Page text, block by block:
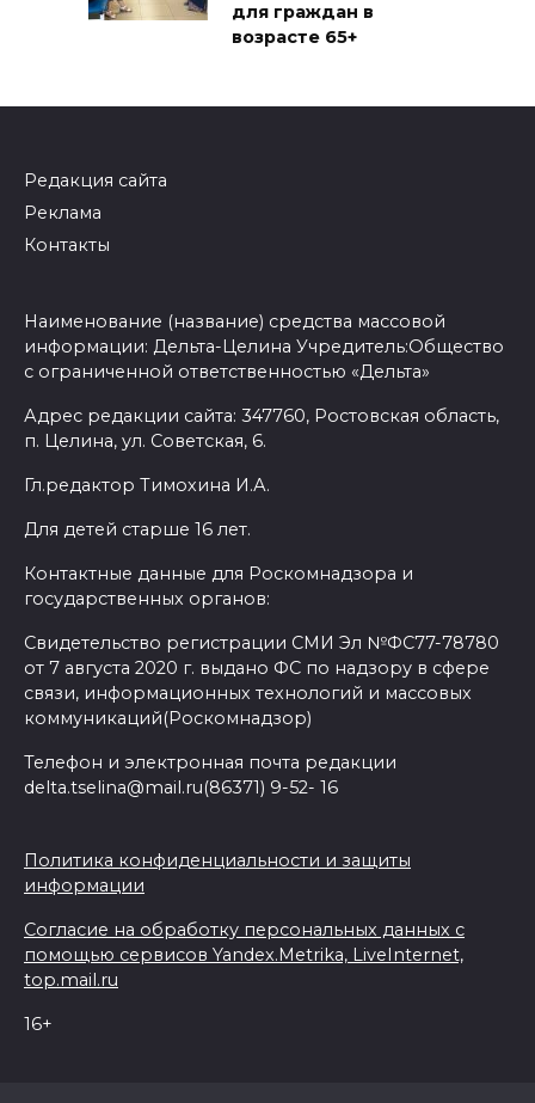
для граждан в
возрасте 65+
Редакция сайта
Реклама
Контакты
Наименование (название) средства массовой
информации: Дельта-Целина Учредитель:Общество
с ограниченной ответственностью «Дельта»
Адрес редакции сайта: 347760, Ростовская область,
п. Целина, ул. Советская, 6.
Гл.редактор Тимохина И.А.
Для детей старше 16 лет.
Контактные данные для Роскомнадзора и
государственных органов:
Свидетельство регистрации СМИ Эл №ФС77-78780
от 7 августа 2020 г. выдано ФС по надзору в сфере
связи, информационных технологий и массовых
коммуникаций(Роскомнадзор)
Телефон и электронная почта редакции
delta.tselina@mail.ru(86371) 9-52- 16
Политика конфиденциальности и защиты
информации
Согласие на обработку персональных данных с
помощью сервисов Yandex.Metrika, LiveInternet,
top.mail.ru
16+